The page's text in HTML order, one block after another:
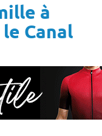
à
Canal